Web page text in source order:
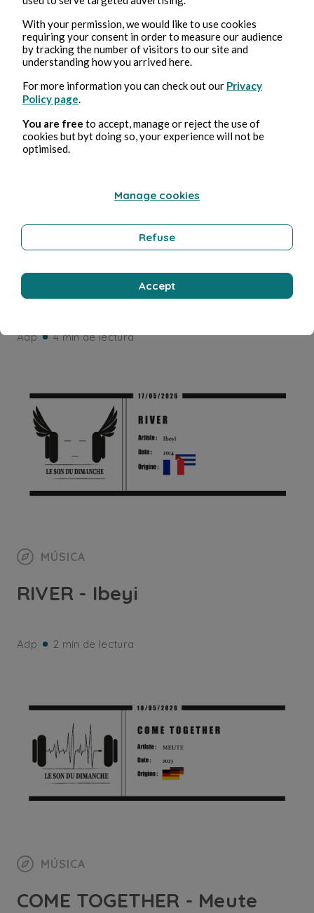
Adp 2 min de lectura
MÚSICA
his Carousel 7
Adp 4 min de lectura
MÚSICA
RIVER - Ibeyi
Adp 2 min de lectura
MÚSICA
COME TOGETHER - Meute
With your permission, we would like to use cookies
requiring your consent in order to measure our audience
by tracking the number of visitors to our site and
understanding how you arrived here.
For more information you can check out our Privacy
Policy page
You are free to accept, manage or reject the use of
cookies but byt doing so, your experience will not be
optimised.
Manage cookies
Refuse
Accept